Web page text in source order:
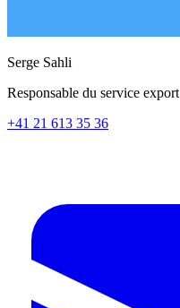
Serge Sahli
Responsable du service export
+41 21 613 35 36